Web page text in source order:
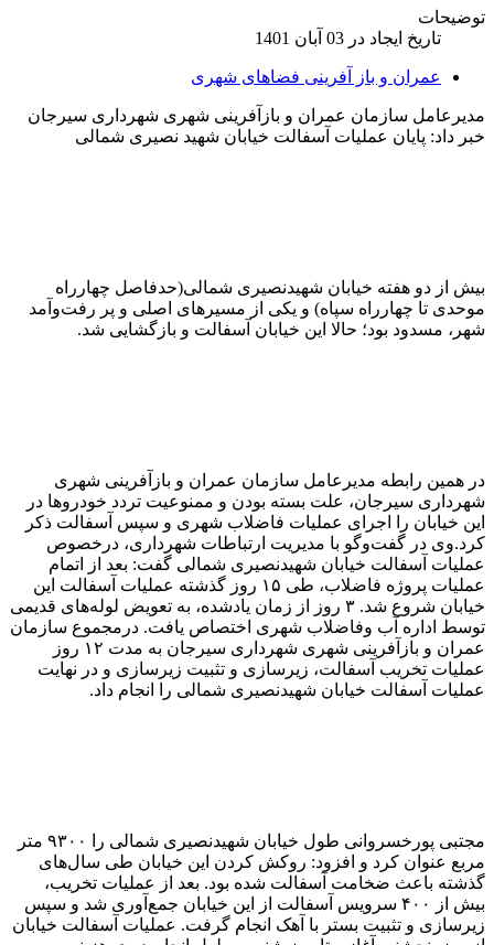
توضیحات
تاریخ ایجاد در 03 آبان 1401
عمران و باز آفرینی فضاهای شهری
مدیرعامل سازمان عمران و بازآفرینی شهری شهرداری سیرجان
خبر داد: پایان عملیات آسفالت خیابان شهید ‌نصیری شمالی
بیش از دو هفته خیابان شهید‌نصیری شمالی(حدفاصل چهارراه
موحدی تا چهارراه سپاه) و یکی از مسیرهای اصلی و پر رفت‌و‌آمد
شهر، مسدود بود؛ حالا این خیابان آسفالت و بازگشایی شد.
در همین رابطه مدیرعامل سازمان عمران و بازآفرینی شهری
شهرداری سیرجان، علت بسته بودن و ممنوعیت تردد خودروها در
این خیابان را اجرای عملیات فاضلاب شهری و سپس آسفالت ذکر
کرد.وی در گفت‌و‌گو با مدیریت ارتباطات شهرداری، درخصوص
عملیات آسفالت خیابان شهید‌نصیری شمالی گفت: بعد از اتمام
عملیات پروژه فاضلاب، طی ۱۵ روز گذشته عملیات آسفالت این
خیابان شروع شد. ۳ روز از زمان یادشده، به تعویض لوله‌های قدیمی
توسط اداره آب و‌فاضلاب شهری اختصاص یافت. درمجموع سازمان
عمران و بازآفرینی شهری شهرداری سیرجان به مدت ۱۲ روز
عملیات تخریب آسفالت، زیرسازی و تثبیت زیرسازی و در نهایت
عملیات آسفالت خیابان شهیدنصیری شمالی را انجام داد.
مجتبی پورخسروانی طول خیابان شهیدنصیری شمالی را ۹۳۰۰ متر
مربع عنوان کرد و افزود: روکش کردن این خیابان طی سال‌های
گذشته باعث ضخامت آسفالت شده بود. بعد از عملیات تخریب،
بیش از ۴۰۰ سرویس آسفالت از این خیابان جمع‌آوری شد و سپس
زیرسازی و تثبیت بستر با آهک انجام گرفت. عملیات آسفالت خیابان